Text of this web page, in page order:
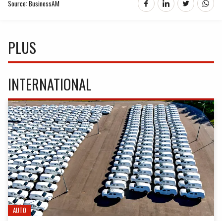
Source: BusinessAM
PLUS
INTERNATIONAL
AUTO